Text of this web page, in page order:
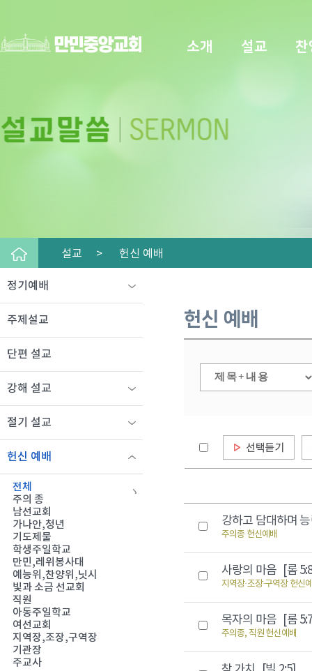
소개 설교 찬
설교 > 헌신 예배
헌신 예배
강하고 담대하며
주의종 헌신예배
사랑의 마음 [롬
지역장·조장·구역장 헌신
목자의 마음 [롬
주의종, 직원 헌신예배
정기예배
주제설교
단편 설교
강해 설교
절기 설교
헌신 예배
전체
주의 종
남선교회
가나안,청년
기도제물
학생주일학교
만민,레위봉사대
예능위,찬양위,닛시
빛과 소금 선교회
직원
아동주일학교
여선교회
지역장,조장,구역장
기관장
주교사